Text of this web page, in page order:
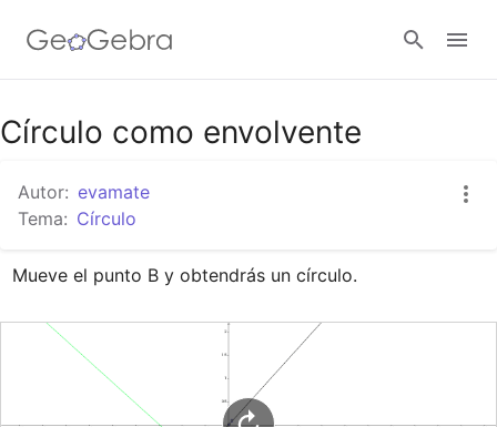
Google Classroom
GeoGebra Classroom
Abrir sesión
Círculo como envolvente
Autor: evamate
Tema: Círculo
Mueve el punto B y obtendrás un círculo.